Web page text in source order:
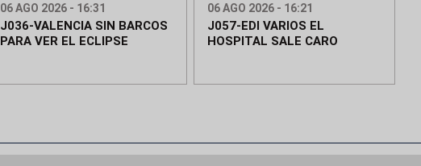
06 AGO 2026 - 16:31
J036-VALENCIA SIN BARCOS
PARA VER EL ECLIPSE
06 AGO 2026 - 16:21
J057-EDI VARIOS EL
HOSPITAL SALE CARO